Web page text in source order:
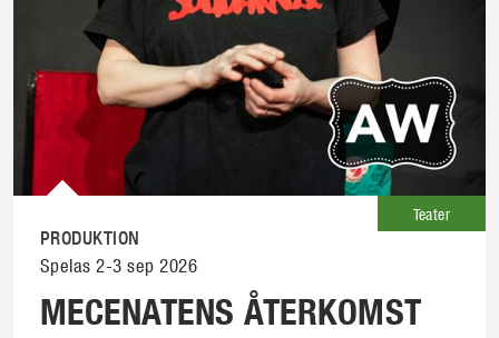
Teater
PRODUKTION
Spelas 2-3 sep 2026
MECENATENS ÅTERKOMST